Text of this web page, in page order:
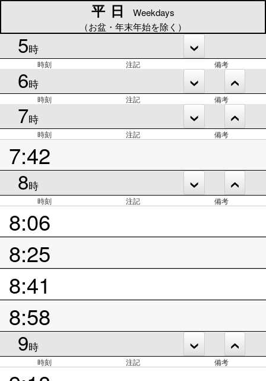
平日
Weekdays
（お盆・年末年始を除く）
5時
時刻 注記 備考
6時
時刻 注記 備考
7時
時刻 注記 備考
7:42
8時
時刻 注記 備考
8:06
8:25
8:41
8:58
9時
時刻 注記 備考